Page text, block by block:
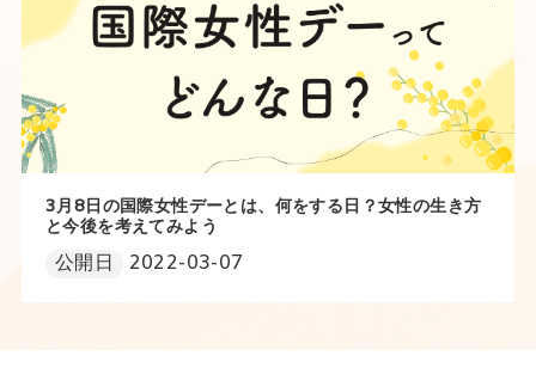
3月8日の国際女性デーとは、何をする日？女性の生き方
と今後を考えてみよう
公開日 2022-03-07